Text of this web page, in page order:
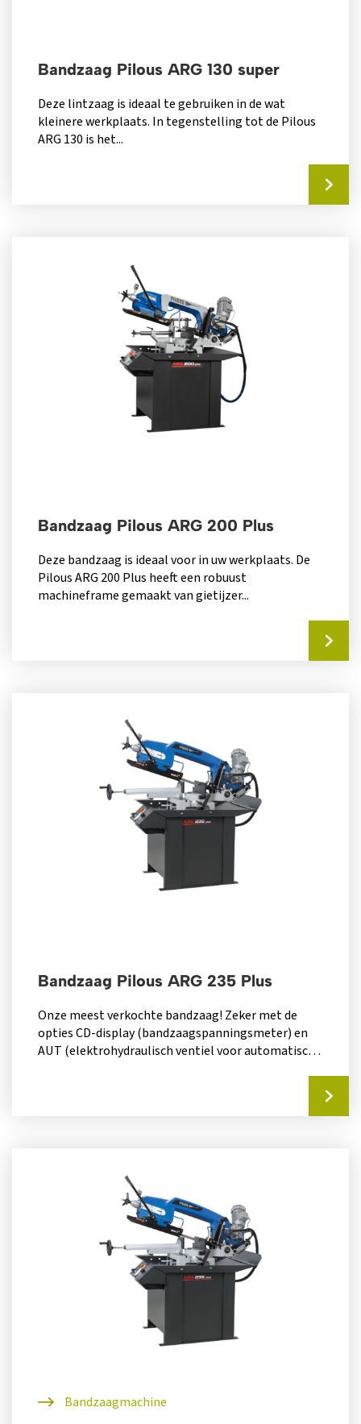
Bandzaag Pilous ARG 130 super
Deze lintzaag is ideaal te gebruiken in de wat
kleinere werkplaats. In tegenstelling tot de Pilous
ARG 130 is het...
Bandzaag Pilous ARG 200 Plus
Deze bandzaag is ideaal voor in uw werkplaats. De
Pilous ARG 200 Plus heeft een robuust
machineframe gemaakt van gietijzer...
Bandzaag Pilous ARG 235 Plus
Onze meest verkochte bandzaag! Zeker met de
opties CD-display (bandzaagspanningsmeter) en
AUT (elektrohydraulisch ventiel voor automatisch
Bandzaagmachine